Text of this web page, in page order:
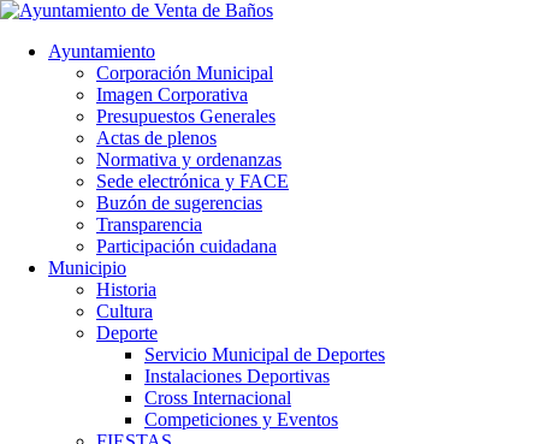
Ayuntamiento
Corporación Municipal
Imagen Corporativa
Presupuestos Generales
Actas de plenos
Normativa y ordenanzas
Sede electrónica y FACE
Buzón de sugerencias
Transparencia
Participación cuidadana
Municipio
Historia
Cultura
Deporte
Servicio Municipal de Deportes
Instalaciones Deportivas
Cross Internacional
Competiciones y Eventos